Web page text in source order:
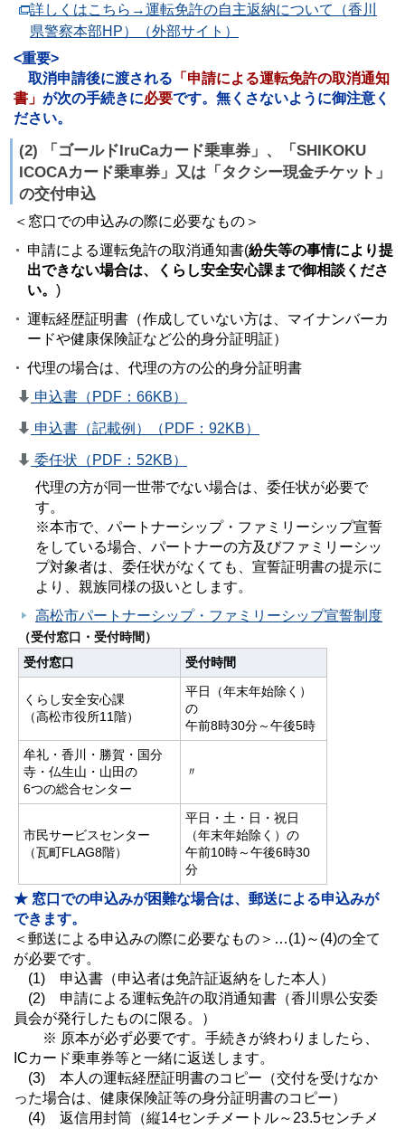
詳しくはこちら→運転免許の自主返納について（香川
県警察本部HP）（外部サイト）
<重要>
取消申請後に渡される 「申請による運転免許の取消通知
書」 が次の手続きに必要です。無くさないように御注意く
ださい。
(2) 「ゴールドIruCaカード乗車券」、「SHIKOKU
ICOCAカード乗車券」又は「タクシー現金チケット」
の交付申込
＜窓口での申込みの際に必要なもの＞
申請による運転免許の取消通知書(紛失等の事情により提
出できない場合は、くらし安全安心課まで御相談くださ
い。 )
運転経歴証明書（作成していない方は、マイナンバーカ
ードや健康保険証など公的身分証明証）
代理の場合は、代理の方の公的身分証明書
申込書（PDF：66KB）
申込書（記載例）（PDF：92KB）
委任状（PDF：52KB）
代理の方が同一世帯でない場合は、委任状が必要で
す。
※本市で、パートナーシップ・ファミリーシップ宣誓
をしている場合、パートナーの方及びファミリーシッ
プ対象者は、委任状がなくても、宣誓証明書の提示に
より、親族同様の扱いとします。
高松市パートナーシップ・ファミリーシップ宣誓制度
（受付窓口・受付時間）
受付窓口
受付時間
くらし安全安心課
（高松市役所11階）
平日（年末年始除く）
の
午前8時30分～午後5時
牟礼・香川・勝賀・国分
寺・仏生山・山田の
6つの総合センター
〃
市民サービスセンター
（瓦町FLAG8階）
平日・土・日・祝日
（年末年始除く）の
午前10時～午後6時30
分
★ 窓口での申込みが困難な場合は、郵送による申込みが
できます。
＜郵送による申込みの際に必要なもの＞…(1)～(4)の全て
が必要です。
(1) 申込書（申込者は免許証返納をした本人）
(2) 申請による運転免許の取消通知書（香川県公安委
員会が発行したものに限る。）
※ 原本が必ず必要です。手続きが終わりましたら、
ICカード乗車券等と一緒に返送します。
(3) 本人の運転経歴証明書のコピー（交付を受けなか
った場合は、健康保険証等の身分証明書のコピー）
(4) 返信用封筒（縦14センチメートル～23.5センチメ